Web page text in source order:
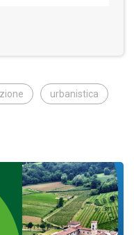
urbanistica